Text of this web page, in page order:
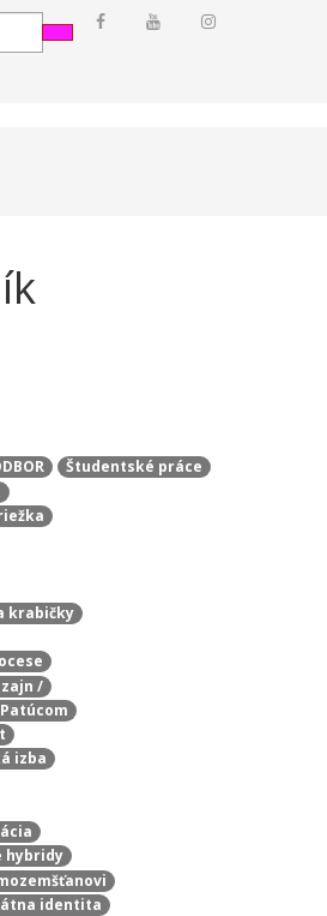
Študentské práce
krabičky
/
izba
hybridy
identita